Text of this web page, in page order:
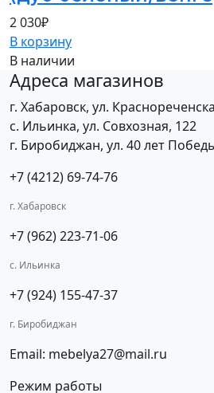
2 030₽
В корзину
В наличии
Адреса магазинов
г. Хабаровск, ул.
с. Ильинка, ул. Совхозная, 122
г. Биробиджан, ул. 40 лет
+7 (4212) 69-74-76
г. Хабаровск
+7 (962) 223-71-06
с. Ильинка
+7 (924) 155-47-37
г. Биробиджан
Email: mebelya27@mail.ru
Режим работы